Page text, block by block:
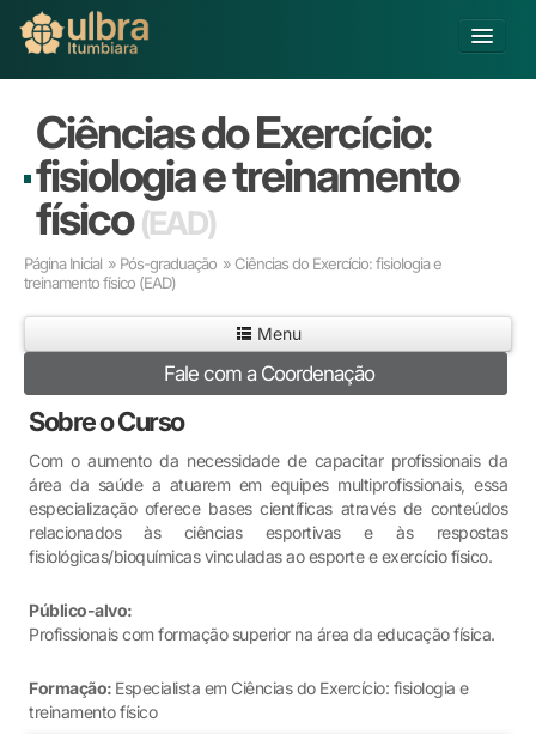
Buscar
Já sou Aluno
Matricule-se
Educação Básica
Graduação
Pós-graduação
Educação a Distância
Extensão
Infraestrutura e Serviços
Inovação
Sobre a ULBRA
Ciências do Exercício:
fisiologia e treinamento
físico(EAD)
Página Inicial » Pós-graduação » Ciências do Exercício: fisiologia e
treinamento físico (EAD)
Menu
Fale com a Coordenação
Sobre o Curso
Com o aumento da necessidade de capacitar profissionais da
área da saúde a atuarem em equipes multiprofissionais, essa
especialização oferece bases científicas através de conteúdos
relacionados às ciências esportivas e às respostas
fisiológicas/bioquímicas vinculadas ao esporte e exercício físico.
Público-alvo:
Profissionais com formação superior na área da educação física.
Formação: Especialista em Ciências do Exercício: fisiologia e
treinamento físico